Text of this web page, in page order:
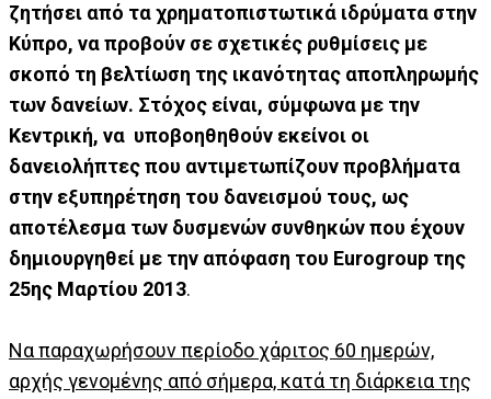
ζητήσει από τα χρηματοπιστωτικά ιδρύματα στην
Κύπρο, να προβούν σε σχετικές ρυθμίσεις με
σκοπό τη βελτίωση της ικανότητας αποπληρωμής
των δανείων. Στόχος είναι, σύμφωνα με την
Κεντρική, να υποβοηθηθούν εκείνοι οι
δανειολήπτες που αντιμετωπίζουν προβλήματα
στην εξυπηρέτηση του δανεισμού τους, ως
αποτέλεσμα των δυσμενών συνθηκών που έχουν
δημιουργηθεί με την απόφαση του Eurogroup της
25ης Μαρτίου 2013.
Να παραχωρήσουν περίοδο χάριτος 60 ημερών,
αρχής γενομένης από σήμερα, κατά τη διάρκεια της